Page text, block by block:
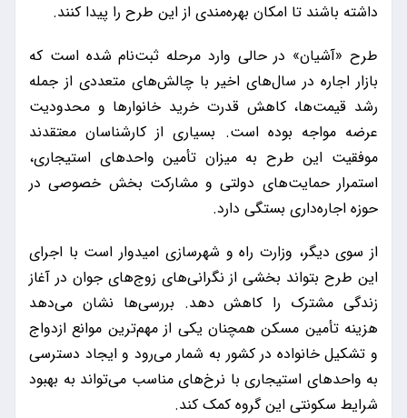
داشته باشند تا امکان بهره‌مندی از این طرح را پیدا کنند.
طرح «آشیان» در حالی وارد مرحله ثبت‌نام شده است که
بازار اجاره در سال‌های اخیر با چالش‌های متعددی از جمله
رشد قیمت‌ها، کاهش قدرت خرید خانوارها و محدودیت
عرضه مواجه بوده است. بسیاری از کارشناسان معتقدند
موفقیت این طرح به میزان تأمین واحدهای استیجاری،
استمرار حمایت‌های دولتی و مشارکت بخش خصوصی در
حوزه اجاره‌داری بستگی دارد.
از سوی دیگر، وزارت راه و شهرسازی امیدوار است با اجرای
این طرح بتواند بخشی از نگرانی‌های زوج‌های جوان در آغاز
زندگی مشترک را کاهش دهد. بررسی‌ها نشان می‌دهد
هزینه تأمین مسکن همچنان یکی از مهم‌ترین موانع ازدواج
و تشکیل خانواده در کشور به شمار می‌رود و ایجاد دسترسی
به واحدهای استیجاری با نرخ‌های مناسب می‌تواند به بهبود
شرایط سکونتی این گروه کمک کند.